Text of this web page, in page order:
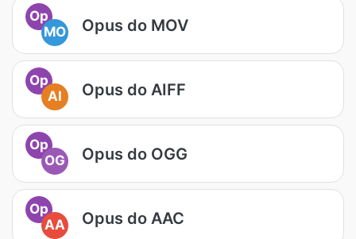
Op
MO
Opus do MOV
Op
AI
Opus do AIFF
Op
OG
Opus do OGG
Op
AA
Opus do AAC